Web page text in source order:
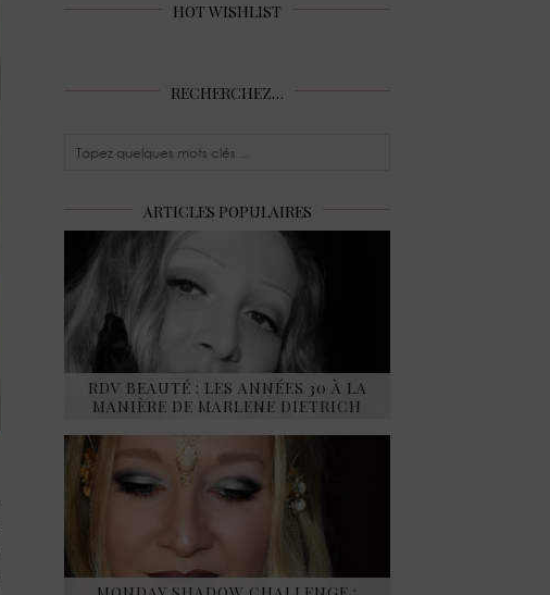
HOT WISHLIST
RECHERCHEZ…
ARTICLES POPULAIRES
RDV BEAUTÉ : LES ANNÉES 30 À LA
MANIÈRE DE MARLENE DIETRICH